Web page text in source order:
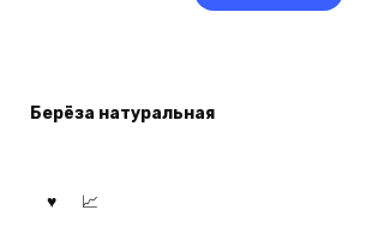
Берёза натуральная